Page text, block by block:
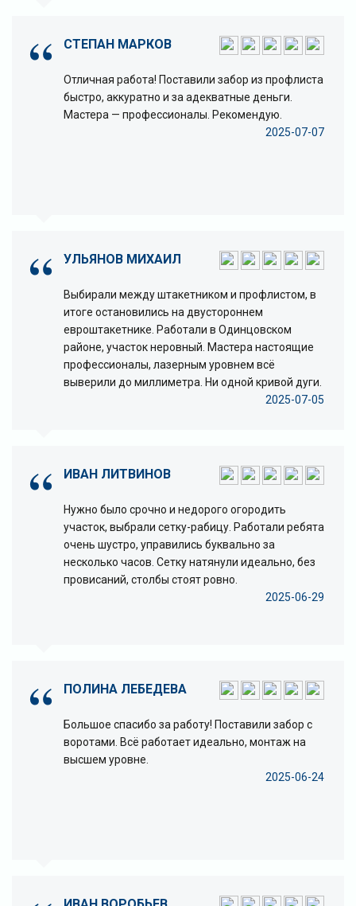
СТЕПАН МАРКОВ
Отличная работа! Поставили забор из профлиста
быстро, аккуратно и за адекватные деньги.
Мастера — профессионалы. Рекомендую.
2025-07-07
УЛЬЯНОВ МИХАИЛ
Выбирали между штакетником и профлистом, в
итоге остановились на двустороннем
евроштакетнике. Работали в Одинцовском
районе, участок неровный. Мастера настоящие
профессионалы, лазерным уровнем всё
выверили до миллиметра. Ни одной кривой дуги.
2025-07-05
ИВАН ЛИТВИНОВ
Нужно было срочно и недорого огородить
участок, выбрали сетку-рабицу. Работали ребята
очень шустро, управились буквально за
несколько часов. Сетку натянули идеально, без
провисаний, столбы стоят ровно.
2025-06-29
ПОЛИНА ЛЕБЕДЕВА
Большое спасибо за работу! Поставили забор с
воротами. Всё работает идеально, монтаж на
высшем уровне.
2025-06-24